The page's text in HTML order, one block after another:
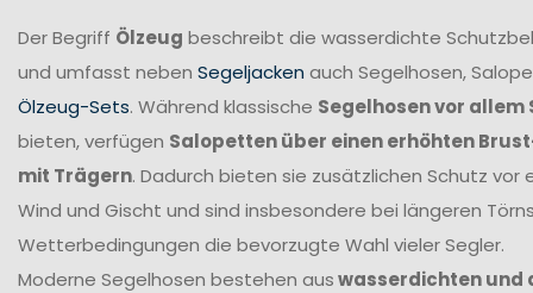
Der Begriff Ölzeug beschreibt die wasserdichte
und umfasst neben Segeljacken auch Segelhosen,
Ölzeug-Sets. Während klassische Segelhosen vor allem
bieten, verfügen Salopetten über einen erhöhten
mit Trägern. Dadurch bieten sie zusätzlichen Schutz vor
Wind und Gischt und sind insbesondere bei längeren
Wetterbedingungen die bevorzugte Wahl vieler Segler.
Moderne Segelhosen bestehen auswasserdichten und